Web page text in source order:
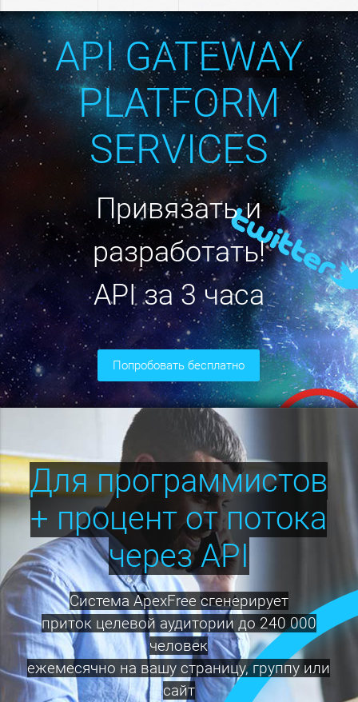
API GATEWAY
PLATFORM
SERVICES
Привязать и
разработать!
API за 3 часа
попробовать бесплатно
Для программистов
+ процент от потока
через API
Система ApexFree сгенерирует
приток целевой аудитории до 240 000
человек
ежемесячно на вашу страницу, группу или
сайт